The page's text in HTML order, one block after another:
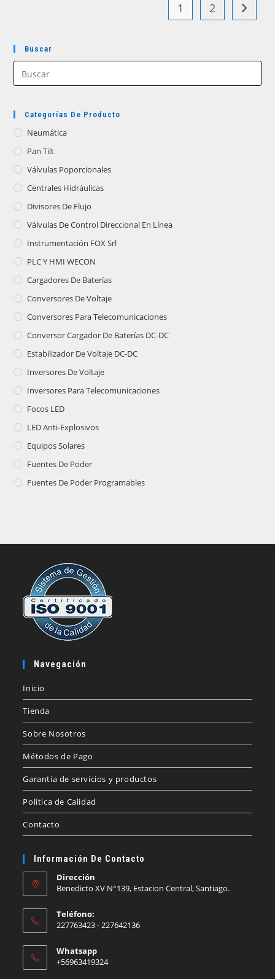
1 2
Buscar
Categorías De Producto
Neumática
Pan Tilt
Válvulas Poporcionales
Centrales Hidráulicas
Divisores De Flujo
Válvulas De Control Direccional En Línea
Instrumentación FOX Srl
PLC Y HMI WECON
Cargadores De Baterías
Conversores De Voltaje
Conversores Para Telecomunicaciones
Conversor Cargador De Baterías DC-DC
Estabilizador De Voltaje DC-DC
Inversores De Voltaje
Inversores Para Telecomunicaciones
Focos LED
LED Anti-Explosivos
Equipos Solares
Fuentes De Poder
Fuentes De Poder Programables
Navegación
Inicio
Tienda
Sobre Nosotros
Métodos de Pago
Garantía de servicios y productos
Política de Calidad
Contacto
Información De Contacto
Dirección
Benedicto XV N°139, Estacion Central, Santiago.
Teléfono:
227763423 - 227642136
Whatsapp
+56963419324